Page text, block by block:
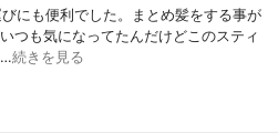
にも便利でした。まとめ髪をする事が
つも気になってたんだけどこのスティ
…続きを見る